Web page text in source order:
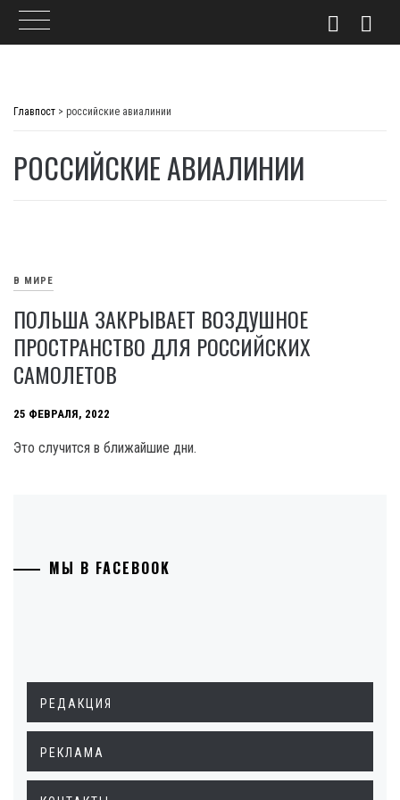
Главпост > российские авиалинии
РОССИЙСКИЕ АВИАЛИНИИ
В МИРЕ
ПОЛЬША ЗАКРЫВАЕТ ВОЗДУШНОЕ
ПРОСТРАНСТВО ДЛЯ РОССИЙСКИХ
САМОЛЕТОВ
25 ФЕВРАЛЯ, 2022
Это случится в ближайшие дни.
МЫ В FACEBOOK
РЕДАКЦИЯ
РЕКЛАМА